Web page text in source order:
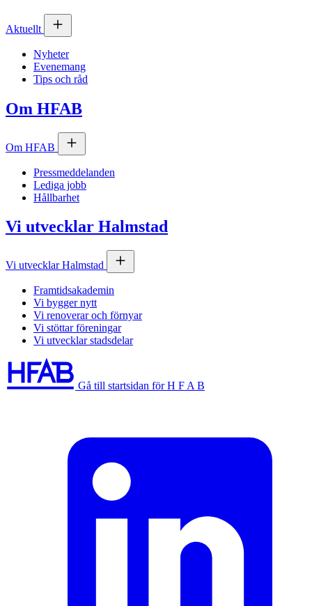
Aktuellt
Nyheter
Evenemang
Tips och råd
Om HFAB
Om HFAB
Pressmeddelanden
Lediga jobb
Hållbarhet
Vi utvecklar Halmstad
Vi utvecklar Halmstad
Framtidsakademin
Vi bygger nytt
Vi renoverar och förnyar
Vi stöttar föreningar
Vi utvecklar stadsdelar
Gå till startsidan för H F A B